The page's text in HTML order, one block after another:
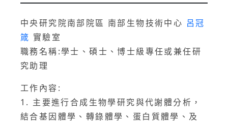
中央研究院南部院區 南部生物技術中心 呂冠
箴 實驗室
職務名稱:學士、碩士、博士級專任或兼任研
究助理
工作內容:
1. 主要進行合成生物學研究與代謝體分析，
結合基因體學、轉錄體學、蛋白質體學、及